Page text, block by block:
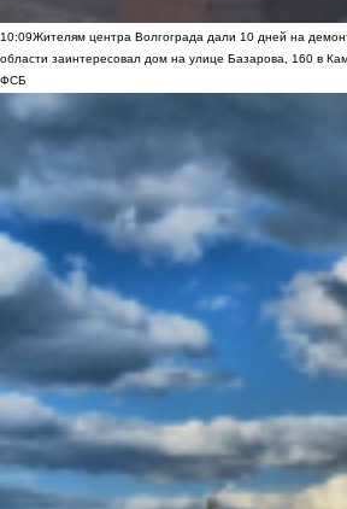
10:09Жителям центра Волгограда дали 10 дней на
области заинтересовал дом на улице Базарова, 160 в
ФСБ